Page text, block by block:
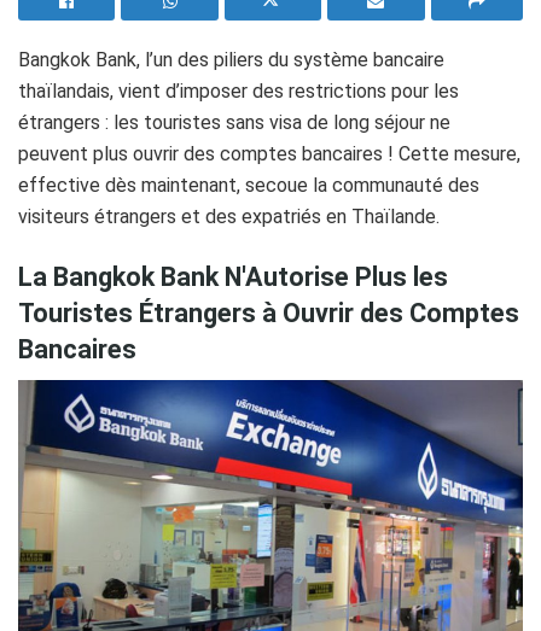
Bangkok Bank, l’un des piliers du système bancaire
thaïlandais, vient d’imposer des restrictions pour les
étrangers : les touristes sans visa de long séjour ne
peuvent plus ouvrir des comptes bancaires ! Cette mesure,
effective dès maintenant, secoue la communauté des
visiteurs étrangers et des expatriés en Thaïlande.
La Bangkok Bank N'Autorise Plus les
Touristes Étrangers à Ouvrir des Comptes
Bancaires